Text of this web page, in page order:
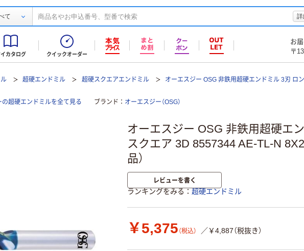
て 詳
イカタログ クイックオーダー
お
〒
超硬エンドミル 超硬スクエアエンドミル オーエスジー OSG 非鉄用超硬エンドミル 3刃 ロ
の超硬エンドミルを全て見る ブランド オーエスジー（OSG）
オーエスジー OSG 非鉄用超硬エ
スクエア 3D 8557344 AE-TL-N
品）
レビューを書く
ランキングをみる 超硬エンドミル
￥5,375 （税込） ／￥4,887（税抜き）